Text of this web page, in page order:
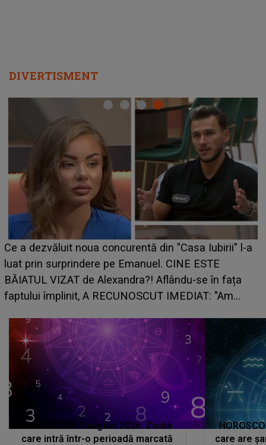
DIVERTISMENT
Ce a dezvăluit noua concurentă din "Casa Iubirii" l-a
luat prin surprindere pe Emanuel. CINE ESTE
BĂIATUL VIZAT de Alexandra?! Aflându-se în fața
faptului împlinit, A RECUNOSCUT IMEDIAT: "Am
HOROSCOP 7 august 2026. Zodia
care intră într-o perioadă marcată
care are